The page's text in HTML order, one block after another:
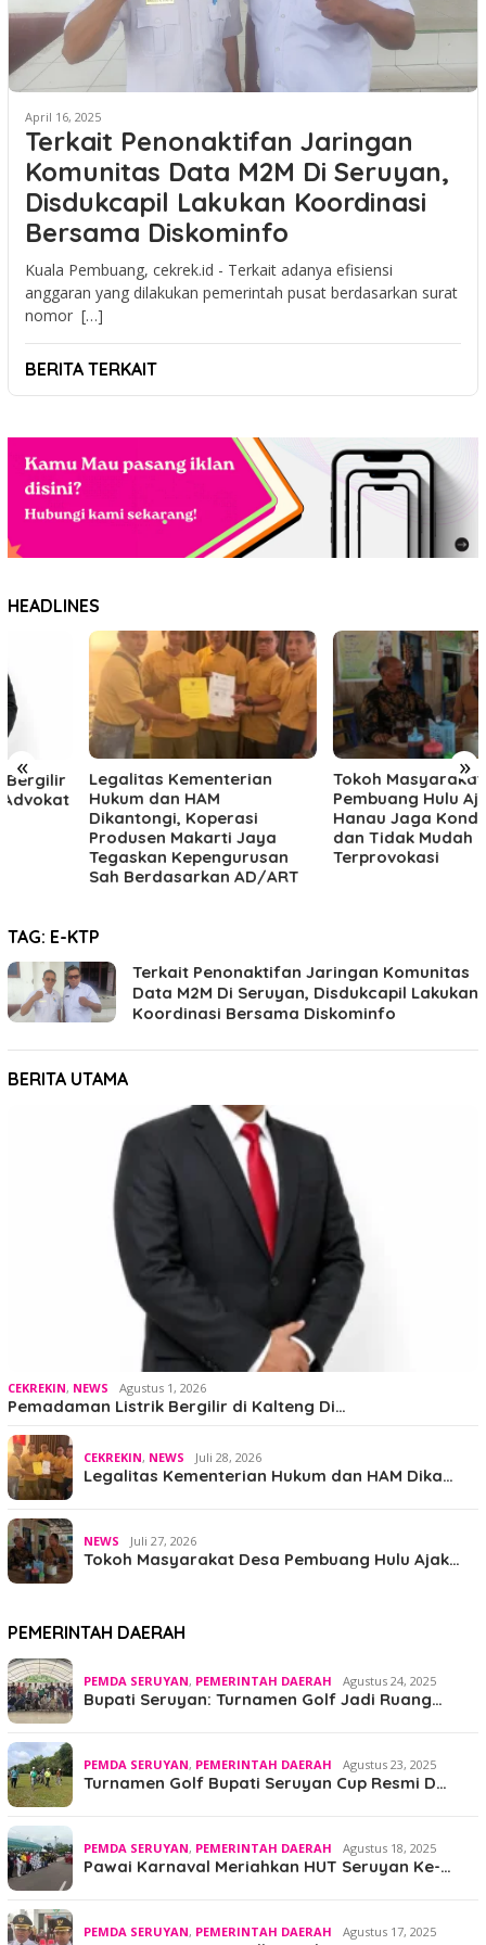
April 16, 2025
Terkait Penonaktifan Jaringan
Komunitas Data M2M Di Seruyan,
Disdukcapil Lakukan Koordinasi
Bersama Diskominfo
Kuala Pembuang, cekrek.id - Terkait adanya efisiensi
anggaran yang dilakukan pemerintah pusat berdasarkan surat
nomor […]
BERITA TERKAIT
HEADLINES
« »
Legalitas Kementerian
Hukum dan HAM
Dikantongi, Koperasi
Produsen Makarti Jaya
Tegaskan Kepengurusan
Sah Berdasarkan AD/ART
Tokoh Masyarakat Desa
Pembuang Hulu Ajak Warga
Hanau Jaga Kondusivitas
dan Tidak Mudah
Terprovokasi
TAG: E-KTP
Terkait Penonaktifan Jaringan Komunitas
Data M2M Di Seruyan, Disdukcapil Lakukan
Koordinasi Bersama Diskominfo
BERITA UTAMA
CEKREKIN, NEWS Agustus 1, 2026
Pemadaman Listrik Bergilir di Kalteng Di…
CEKREKIN, NEWS Juli 28, 2026
Legalitas Kementerian Hukum dan HAM Dika…
NEWS Juli 27, 2026
Tokoh Masyarakat Desa Pembuang Hulu Ajak…
PEMERINTAH DAERAH
PEMDA SERUYAN, PEMERINTAH DAERAH Agustus 24, 2025
Bupati Seruyan: Turnamen Golf Jadi Ruang…
PEMDA SERUYAN, PEMERINTAH DAERAH Agustus 23, 2025
Turnamen Golf Bupati Seruyan Cup Resmi D…
PEMDA SERUYAN, PEMERINTAH DAERAH Agustus 18, 2025
Pawai Karnaval Meriahkan HUT Seruyan Ke-…
PEMDA SERUYAN, PEMERINTAH DAERAH Agustus 17, 2025